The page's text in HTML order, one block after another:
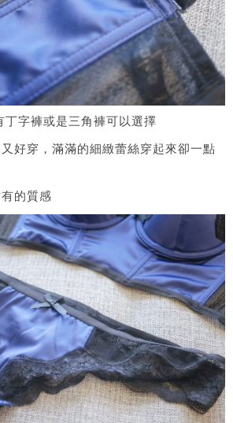
丁字褲或是三角褲可以選擇
好穿，滿滿的細緻蕾絲穿起來卻一點
的質感